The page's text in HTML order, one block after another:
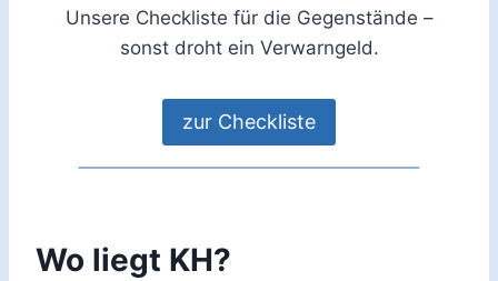
Unsere Checkliste für die Gegenstände –
sonst droht ein Verwarngeld.
zur Checkliste
Wo liegt KH?